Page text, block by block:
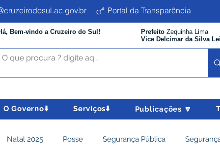
Portal da Transparência
Bem-vindo a Cruzeiro do Sul! Prefeito Zequinha Lima
Vice Delcimar da Silva
O Governo⬇️ Serviços⬇️ Publicações 🔽
Natal 2025 Posse Segurança Pública